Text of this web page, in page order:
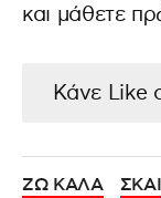
και μάθετε
Κάνε Like
ΖΩ ΚΑΛΑ ΣΚΑΙ